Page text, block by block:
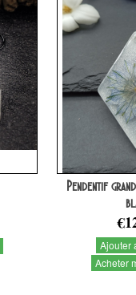
Pendentif
Ajouter
Acheter